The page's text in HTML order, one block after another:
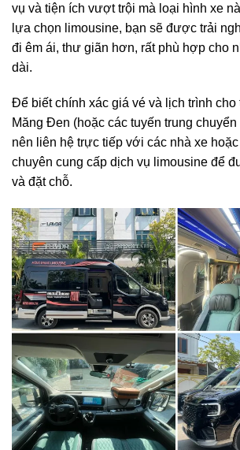
vụ và tiện ích vượt trội mà loại hình xe
lựa chọn limousine, bạn sẽ được trải
đi êm ái, thư giãn hơn, rất phù hợp cho
dài.
Để biết chính xác giá vé và lịch trình cho
Măng Đen (hoặc các tuyến trung
nên liên hệ trực tiếp với các nhà xe
chuyên cung cấp dịch vụ limousine để
và đặt chỗ.